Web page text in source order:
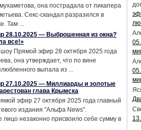
она пострадала от пикапера
Секс-скандал разразился в
Там ...
28.10.2025 — Выброшенная из окна?
все!»
шоу Прямой эфир 28 октября 2025 года
она утверждает, что по вине
выпала из ...
27.10.2025 — Миллиарды и золотые
глава Крымска
эфир 27 октября 2025 года главный
издания "Альфа News".
лицо незаконно присвоило себе сумму в